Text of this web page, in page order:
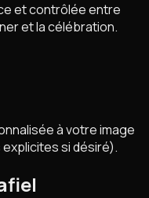
et contrôlée entre
et la célébration.
à votre image
si désiré).